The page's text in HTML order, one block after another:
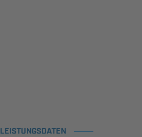
LEISTUNGSDATEN